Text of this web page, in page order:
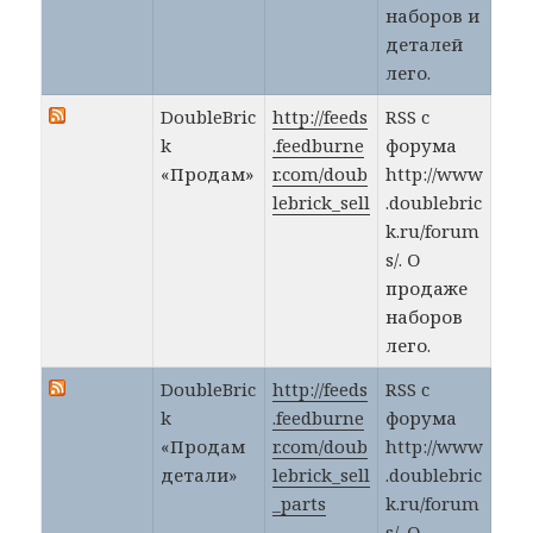
наборов и
деталей
лего.
DoubleBric
k
«Продам»
http://feeds
.feedburne
r.com/doub
lebrick_sell
RSS c
форума
http://www
.doublebric
k.ru/forum
s/. О
продаже
наборов
лего.
DoubleBric
k
«Продам
детали»
http://feeds
.feedburne
r.com/doub
lebrick_sell
_parts
RSS c
форума
http://www
.doublebric
k.ru/forum